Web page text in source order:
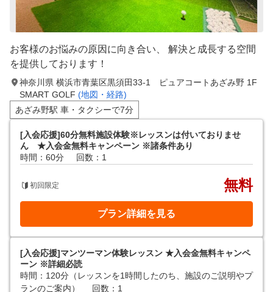
お客様のお悩みの原因に向き合い、 解決と成長する空間
を提供しております！
神奈川県 横浜市青葉区黒須田33-1 ピュアコートあざみ野 1F
SMART GOLF (地図・経路)
あざみ野駅 車・タクシーで7分
[入会応援]60分無料施設体験※レッスンは付いておりませ
ん ★入会金無料キャンペーン ※諸条件あり
時間：60分
回数：1
初回限定 無料
プラン詳細を見る
[入会応援]マンツーマン体験レッスン ★入会金無料キャンペ
ーン ※詳細必読
時間：120分（レッスンを1時間したのち、施設のご説明やプ
ランのご案内）
回数：1